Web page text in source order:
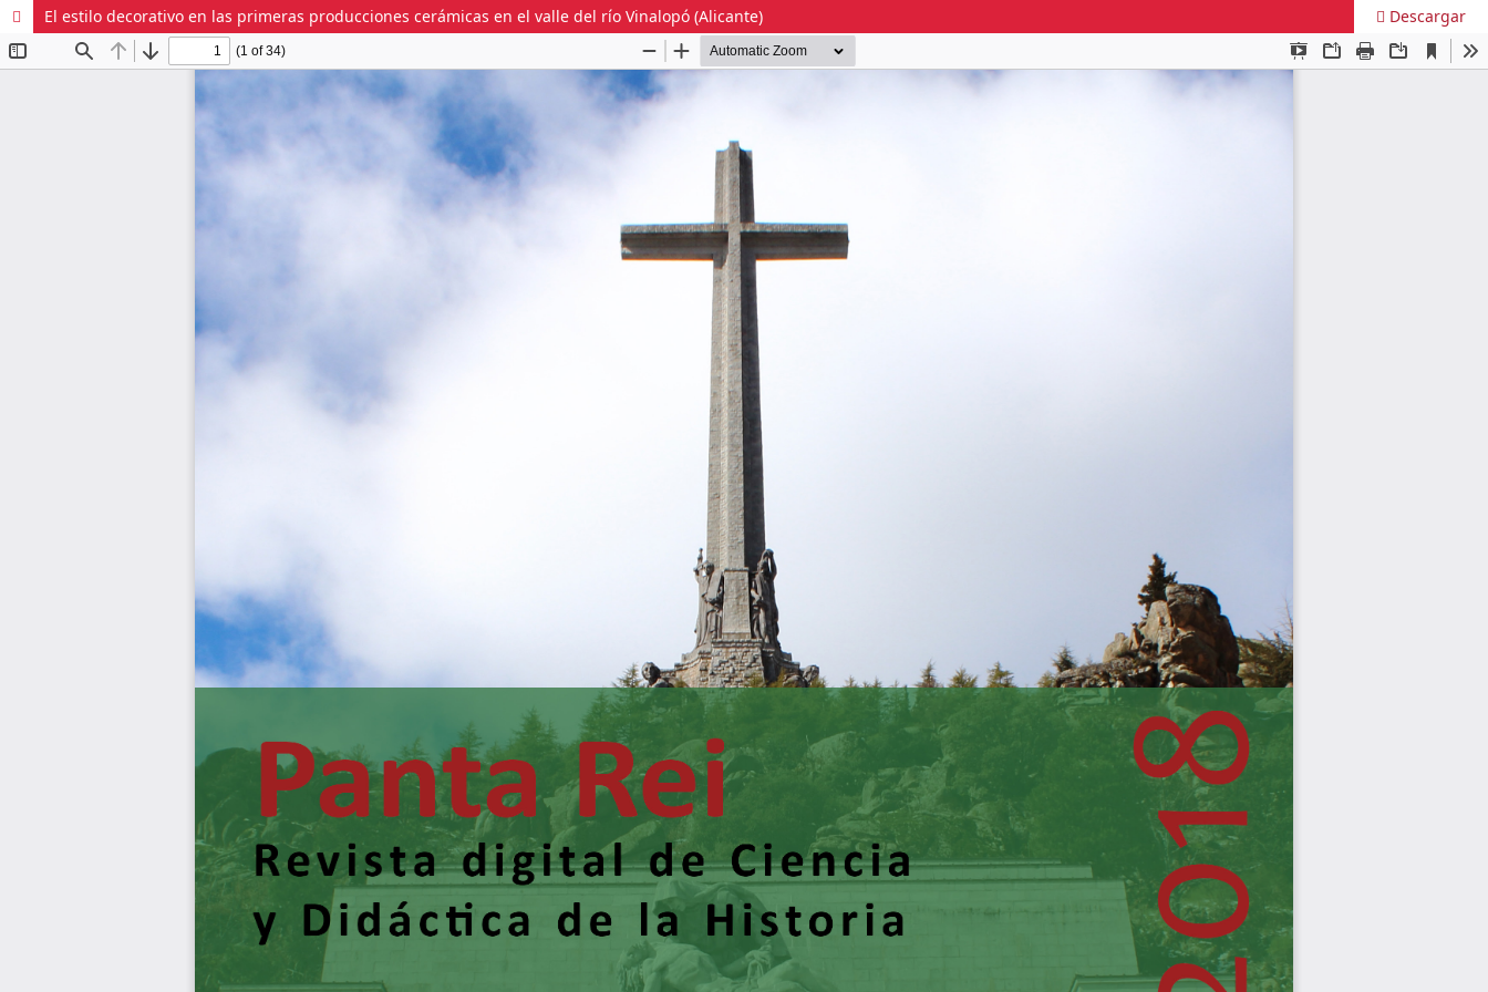
El estilo decorativo en las primeras producciones cerámicas en el valle del río Vinalopó (Alicante) Descargar